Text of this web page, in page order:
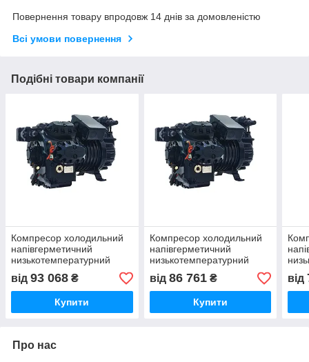
Повернення товару впродовж 14 днів за домовленістю
Всі умови повернення
Подібні товари компанії
Компресор холодильний
напівгерметичний
низькотемпературний
Dorin H405CS
від 93 068 ₴
Купити
Компресор холодильний
напівгерметичний
низькотемпературний
Dorin H503CS
від 86 761₴
Купити
від
Про нас